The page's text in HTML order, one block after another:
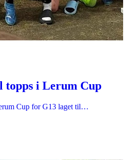
topps i Lerum Cup
Cup for G13 laget til…